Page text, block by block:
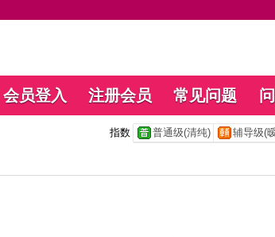
会员登入 注册会员 常见问题
指数 普通级(清纯) 辅导级(